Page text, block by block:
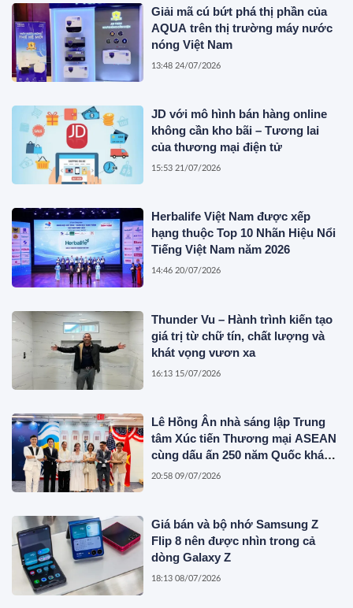
Giải mã cú bứt phá thị phần của
AQUA trên thị trường máy nước
nóng Việt Nam
13:48 24/07/2026
JD với mô hình bán hàng online
không cần kho bãi – Tương lai
của thương mại điện tử
15:53 21/07/2026
Herbalife Việt Nam được xếp
hạng thuộc Top 10 Nhãn Hiệu Nổi
Tiếng Việt Nam năm 2026
14:46 20/07/2026
Thunder Vu – Hành trình kiến tạo
giá trị từ chữ tín, chất lượng và
khát vọng vươn xa
16:13 15/07/2026
Lê Hồng Ân nhà sáng lập Trung
tâm Xúc tiến Thương mại ASEAN
cùng dấu ấn 250 năm Quốc khánh
Hoa Kỳ
20:58 09/07/2026
Giá bán và bộ nhớ Samsung Z
Flip 8 nên được nhìn trong cả
dòng Galaxy Z
18:13 08/07/2026